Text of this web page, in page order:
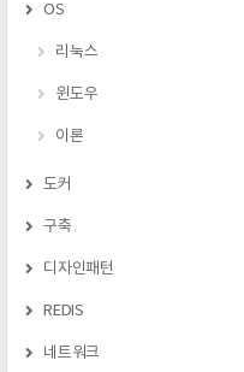
OS
리눅스
윈도우
이론
도커
구축
디자인패턴
REDIS
네트워크